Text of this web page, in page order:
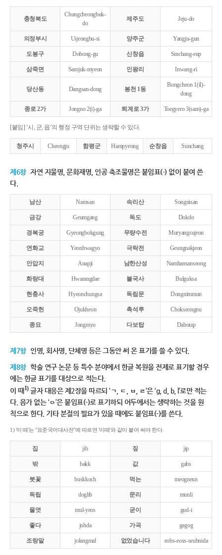
충청북도
Chungcheongbuk-
do
제주도 Jeju-do
의정부시 Uijeongbu-si 양주군 Yangju-gun
도봉구 Dobong-gu 신창읍 Sinchang-eup
삼죽면 Samjuk-myeon 인왕리 Inwang-ri
당산동 Dangsan-dong 봉천 1동
Bongcheon 1(il)-
dong
종로 2가 Jongno 2(i)-ga 퇴계로 3가 Toegyero 3(sam)-ga
[붙임] ‘시, 군, 읍’의 행정 구역 단위는 생략할 수 있다.
청주시 Cheongju 함평군 Hampyeong 순창읍 Sunchang
제6항 자연 지물명, 문화재명, 인공 축조물명은 붙임표(-) 없이 붙여 쓴
다.
남산 Namsan 속리산 Songnisan
금강 Geumgang 독도 Dokdo
경복궁 Gyeongbokgung 무량수전 Muryangsujeon
연화교 Yeonhwagyo 극락전 Geungnakjeon
안압지 Anapji 남한산성 Namhansanseong
화랑대 Hwarangdae 불국사 Bulguksa
현충사 Hyeonchungsa 독립문 Dongnimmun
오죽헌 Ojukheon 촉석루 Chokseongnu
종묘 Jongmyo 다보탑 Dabotap
제7항 인명, 회사명, 단체명 등은 그동안 써 온 표기를 쓸 수 있다.
제8항 학술 연구 논문 등 특수 분야에서 한글 복원을 전제로 표기할 경우
에는 한글 표기를 대상으로 적는다.
이 때1)글자 대응은 제2장을 따르되 ‘ㄱ, ㄷ, ㅂ, ㄹ’은 ‘g, d, b, l’로만 적는
다. 음가 없는 ‘ㅇ’은 붙임표(-)로 표기하되 어두에서는 생략하는 것을 원
칙으로 한다. 기타 분절의 필요가 있을 때에도 붙임표(-)를 쓴다.
1) '이 때'는 "표준국어대사전"에 따르면 '이때'와 같이 붙여 써야 한다.
집 jib 짚 jip
밖 bakk 값 gabs
붓꽃 buskkoch 먹는 meogneun
독립 doglib 문리 munli
물엿 mul-yeos 굳이 gud-i
좋다 johda 가곡 gagog
조랑말 jolangmal 없었습니다 eobs-eoss-seubnida